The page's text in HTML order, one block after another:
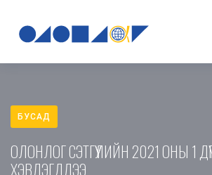
БУСАД
ОЛОНЛОГ СЭТГҮҮЛИЙН 2021 ОНЫ 1
ХЭВЛЭГДЛЭЭ